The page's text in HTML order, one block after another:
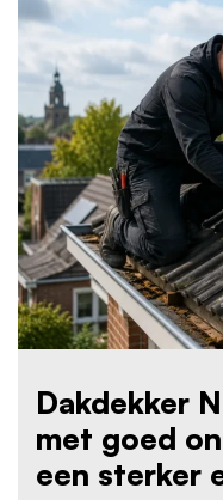
Dakdekker
met goed
een sterker